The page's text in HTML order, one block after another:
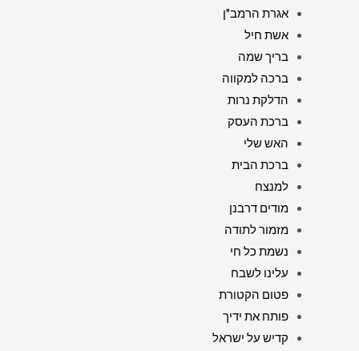
אגרת הרמב"ן
אשת חיל
בריך שמה
ברכה למקווה
הדלקת נרות
ברכת העסק
האש שלי
ברכת הבית
למנצח
מודים דרבנן
מזמור לתודה
נשמת כל חי
עלינו לשבח
פטום הקטורת
פותח את ידיך
קדיש על ישראל